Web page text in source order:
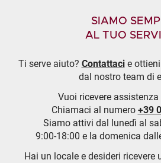
SIAMO
AL TUO
Ti serve aiuto? Contattacie
dal nostro team di
Vuoi ricevere
Chiamaci al numero +39
Siamo attivi dal lunedì al
9:00-18:00 e la domenica
Hai un locale e desideri ricevere